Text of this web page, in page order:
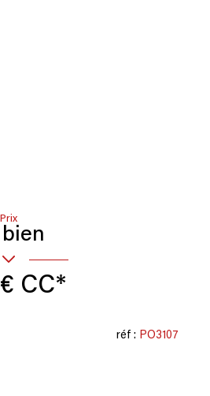
Prix
CC*
réf : PO3107